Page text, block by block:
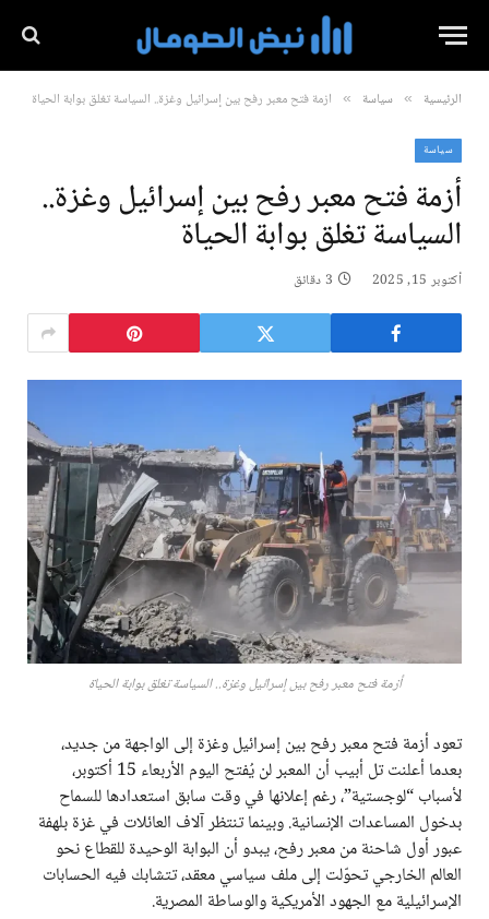
الرئيسية » سياسة » أزمة فتح معبر رفح بين إسرائيل وغزة.. السياسة تغلق بوابة الحياة
سياسة
أزمة فتح معبر رفح بين إسرائيل وغزة..
السياسة تغلق بوابة الحياة
أكتوبر 15, 2025 3 دقائق
أزمة فتح معبر رفح بين إسرائيل وغزة.. السياسة تغلق بوابة الحياة
تعود أزمة فتح معبر رفح بين إسرائيل وغزة إلى الواجهة من جديد،
بعدما أعلنت تل أبيب أن المعبر لن يُفتح اليوم الأربعاء 15 أكتوبر،
لأسباب “لوجستية”، رغم إعلانها في وقت سابق استعدادها للسماح
بدخول المساعدات الإنسانية. وبينما تنتظر آلاف العائلات في غزة بلهفة
عبور أول شاحنة من معبر رفح، يبدو أن البوابة الوحيدة للقطاع نحو
العالم الخارجي تحوّلت إلى ملف سياسي معقد، تتشابك فيه الحسابات
الإسرائيلية مع الجهود الأمريكية والوساطة المصرية.